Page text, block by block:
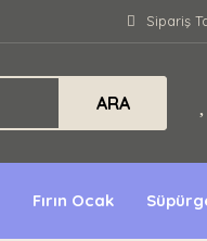
Sipariş
ARA
Fırın Ocak